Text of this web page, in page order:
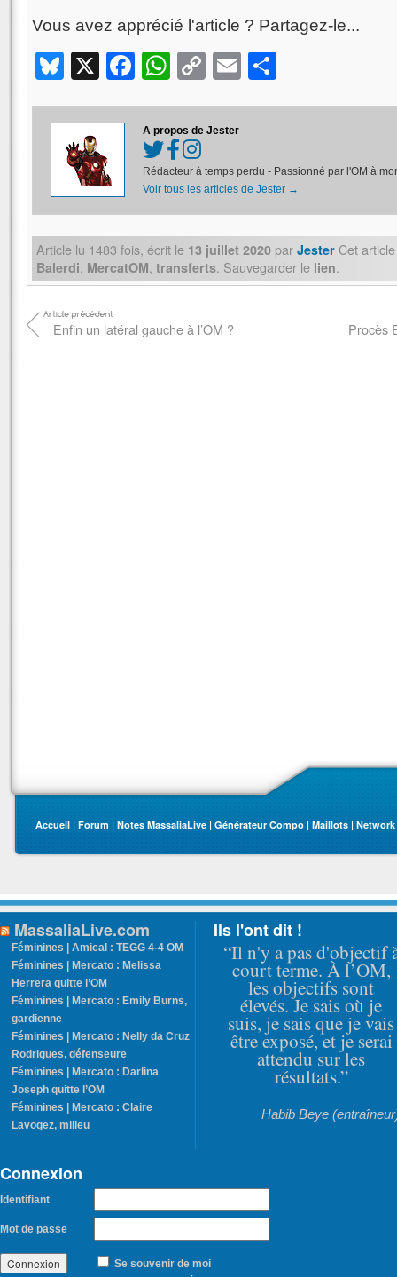
Vous avez apprécié l'article ? Partagez-le...
Bluesky
X Facebook
WhatsApp
CopyEmail
A propos de Jester
Rédacteur à temps perdu - Passionné par l'OM à
Voir tous les articles de Jester →
Article lu 1483 fois, écrit le 13 juillet 2020 par Jester Cet
Balerdi, MercatOM, transferts. Sauvegarder le lien.
Enfin un latéral gauche à l’OM ? Procès
Accueil | Forum | Notes MassaliaLive | Générateur Compo | Maillots | Network
MassaliaLive.com
Féminines | Amical : TEGG 4-4 OM
Féminines | Mercato : Melissa
Herrera quitte l’OM
Féminines | Mercato : Emily Burns,
gardienne
Féminines | Mercato : Nelly da Cruz
Rodrigues, défenseure
Féminines | Mercato : Darlina
Joseph quitte l’OM
Féminines | Mercato : Claire
Lavogez, milieu
Ils l'ont dit !
“Il n'y a pas d'objectif
court terme. À l’OM,
les objectifs sont
élevés. Je sais où je
suis, je sais que je vais
être exposé, et je serai
attendu sur les
résultats.”
Habib Beye
Connexion
Identifiant
Mot de passe
Se souvenir de moi